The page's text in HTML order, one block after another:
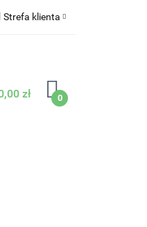
Strefa klienta
zgłoszenie
zł 0